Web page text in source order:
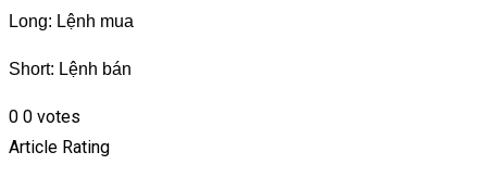
Long: Lệnh mua
Short: Lệnh bán
0 0 votes
Article Rating